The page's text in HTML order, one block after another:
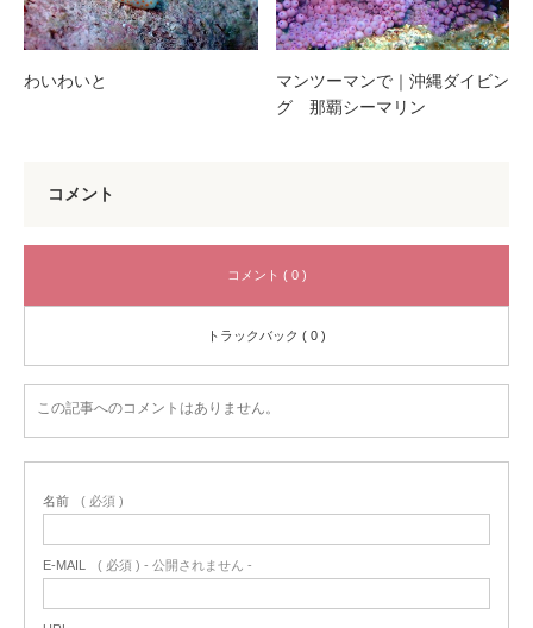
わいわいと
マンツーマンで｜沖縄ダイビン
グ 那覇シーマリン
コメント
コメント ( 0 )
トラックバック ( 0 )
この記事へのコメントはありません。
名前 ( 必須 )
E-MAIL ( 必須 ) - 公開されません -